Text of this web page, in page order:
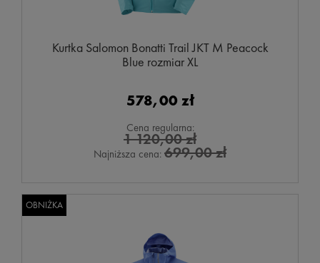
Kurtka Salomon Bonatti Trail JKT M Peacock
Blue rozmiar XL
578,00 zł
Cena regularna:
1 120,00 zł
Najniższa cena: 699,00 zł
OBNIŻKA